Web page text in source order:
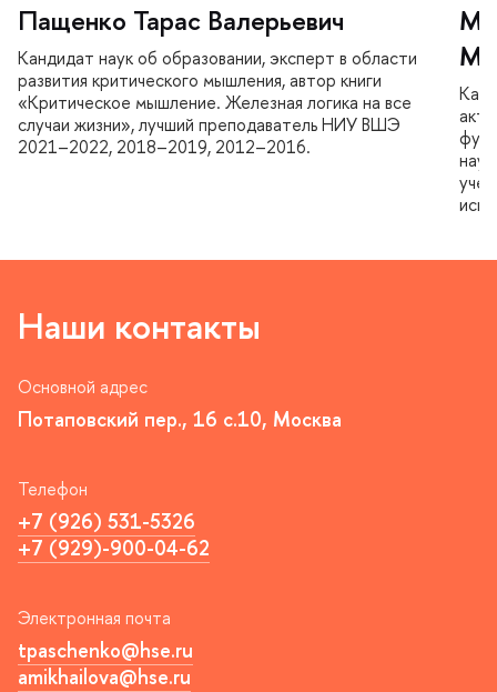
Пащенко Тарас Валерьевич
Кандидат наук об образовании, эксперт в области
развития критического мышления, автор книги
«Критическое мышление. Железная логика на все
случаи жизни», лучший преподаватель НИУ ВШЭ
2021–2022, 2018–2019, 2012–2016.
Наши контакты
Основной адрес
Потаповский пер., 16 с.10, Москва
Телефон
+7 (926) 531-5326
+7 (929)-900-04-62
Электронная почта
tpaschenko@hse.ru
amikhailova@hse.ru